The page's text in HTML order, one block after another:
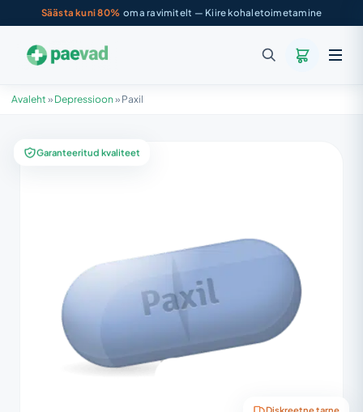
Säästa kuni 80% oma ravimitelt — Kiire kohaletoimetamine
Avaleht » Depressioon » Paxil
Garanteeritud kvaliteet
Diskreetne tarne